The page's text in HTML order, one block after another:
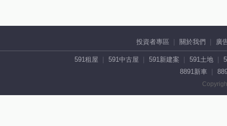
投資者專區 關於我們 廣
591租屋 591中古屋 591新建案 591土地
8891新車